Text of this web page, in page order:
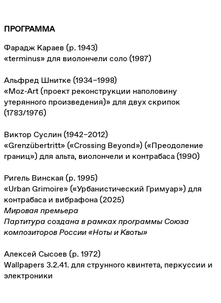
ПРОГРАММА
Фарадж Караев (р. 1943)
«terminus» для виолончели соло (1987)
Альфред Шнитке (1934–1998)
«Moz-Art (проект реконструкции наполовину
утерянного произведения)» для двух скрипок
(1783/1976)
Виктор Суслин (1942–2012)
«Grenzübertritt» («Crossing Beyond») («Преодоление
границ») для альта, виолончели и контрабаса (1990)
Ригель Винская (р. 1995)
«Urban Grimoire» («Урбанистический Гримуар») для
контрабаса и вибрафона (2025)
Мировая премьера
Партитура создана в рамках программы Союза
композиторов России «Ноты и Квоты»
Алексей Сысоев (р. 1972)
Wallpapers 3.2.41. для струнного квинтета, перкуссии и
электроники